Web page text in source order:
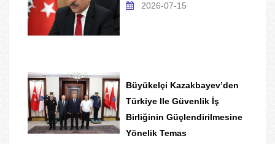
2026-07-15
Büyükelçi Kazakbayev’den
Türkiye Ile Güvenlik İş
Birliğinin Güçlendirilmesine
Yönelik Temas